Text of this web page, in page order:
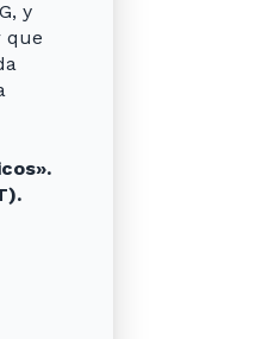
y
que